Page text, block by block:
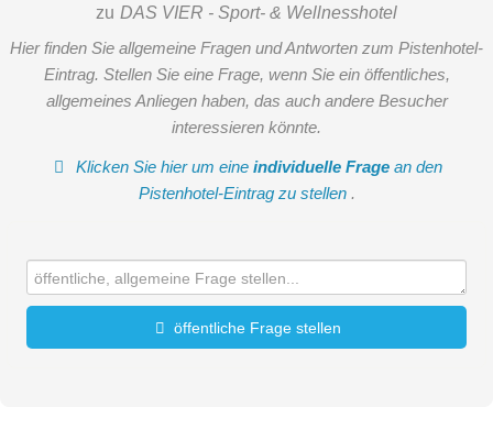
zu DAS VIER - Sport- & Wellnesshotel
Hier finden Sie allgemeine Fragen und Antworten zum Pistenhotel-
Eintrag. Stellen Sie eine Frage, wenn Sie ein öffentliches,
allgemeines Anliegen haben, das auch andere Besucher
interessieren könnte.
Klicken Sie hier um eineindividuelle Frage an den
Pistenhotel-Eintrag zu stellen .
öffentliche Frage stellen